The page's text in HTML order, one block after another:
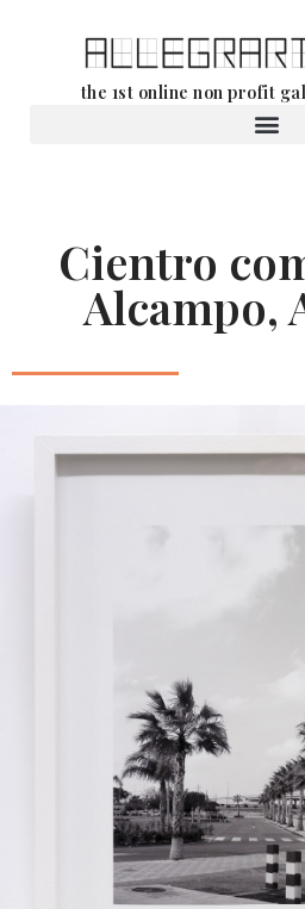
the 1st online non profit
Cientro
Alcampo,